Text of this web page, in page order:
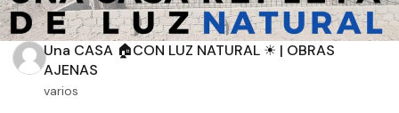
Una CASA 🏠CON LUZ NATURAL ☀ | OBRAS
AJENAS
varios